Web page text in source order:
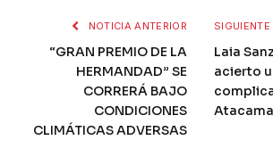
NOTICIA ANTERIOR
“GRAN PREMIO DE LA
HERMANDAD” SE
CORRERÁ BAJO
CONDICIONES
CLIMÁTICAS ADVERSAS
Laia
acierto